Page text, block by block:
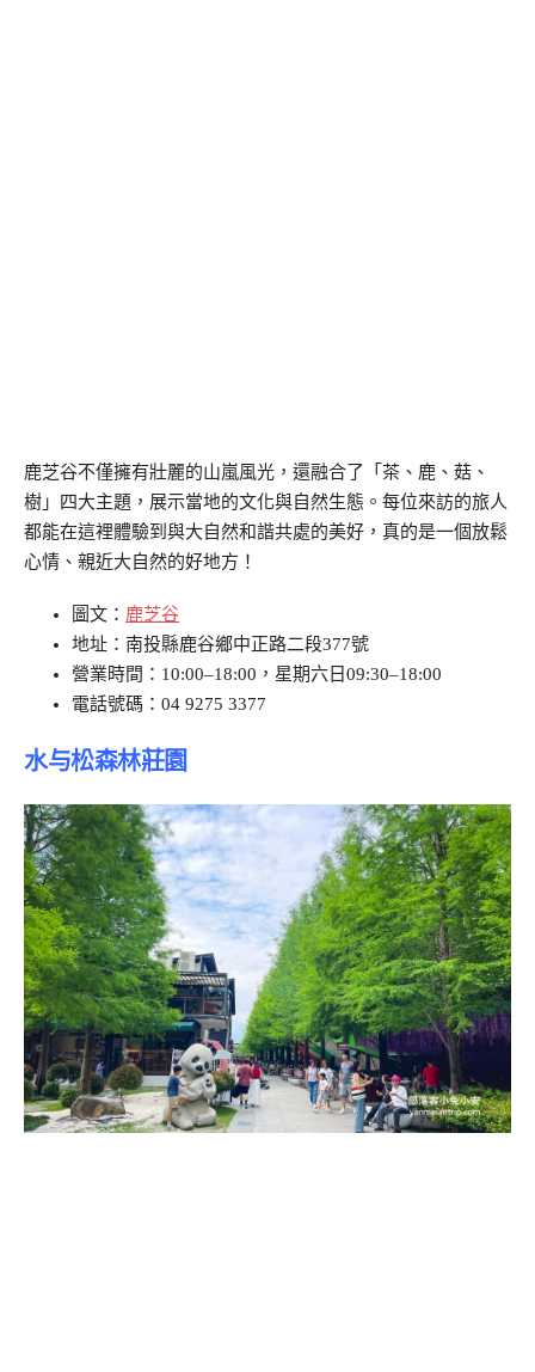
鹿芝谷不僅擁有壯麗的山嵐風光，還融合了「茶、鹿、菇、
樹」四大主題，展示當地的文化與自然生態。每位來訪的旅人
都能在這裡體驗到與大自然和諧共處的美好，真的是一個放鬆
心情、親近大自然的好地方！
圖文： 鹿芝谷
地址：南投縣鹿谷鄉中正路二段377號
營業時間：10:00–18:00，星期六日09:30–18:00
電話號碼：04 9275 3377
水与松森林莊園